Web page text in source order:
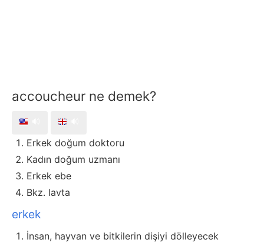
accoucheur ne demek?
Erkek doğum doktoru
Kadın doğum uzmanı
Erkek ebe
Bkz. lavta
erkek
İnsan, hayvan ve bitkilerin dişiyi dölleyecek